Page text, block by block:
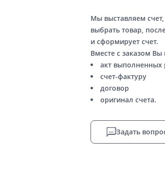
Мы выставляем
выбрать товар,
и сформирует счет.
Вместе с заказом Вы
акт выполненных
счет-фактуру
договор
оригинал счета.
Задать